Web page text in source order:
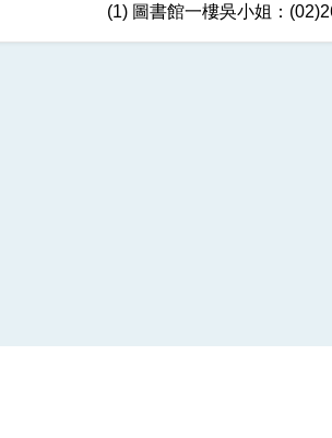
(1) 圖書館一樓吳小姐：